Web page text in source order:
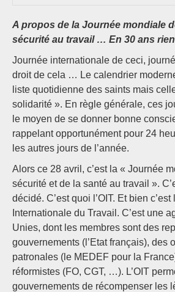
A propos de la Journée mondiale
sécurité au travail … En 30 ans rien
Journée internationale de ceci,
droit de cela … Le calendrier
liste quotidienne des saints mais
solidarité ». En règle générale, ces
le moyen de se donner bonne
rappelant opportunément pour 24
les autres jours de l’année.
Alors ce 28 avril, c’est la « Journée
sécurité et de la santé au travail ».
décidé. C’est quoi l’OIT. Et bien c’est
Internationale du Travail. C’est une
Unies, dont les membres sont des
gouvernements (l’Etat français), des
patronales (le MEDEF pour la
réformistes (FO, CGT, …). L’OIT
gouvernements de récompenser les